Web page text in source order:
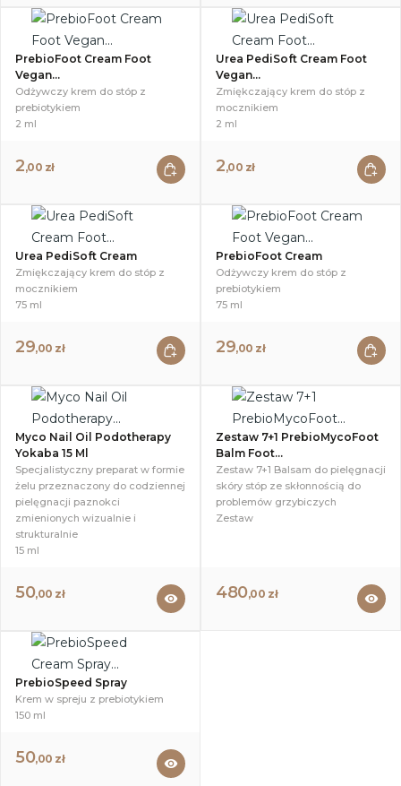
PrebioFoot Cream Foot
Vegan...
Odżywczy krem do stóp z
prebiotykiem
2 ml
2,00 zł
Urea PediSoft Cream Foot
Vegan...
Zmiękczający krem do stóp z
mocznikiem
2 ml
2,00 zł
Urea PediSoft Cream
Zmiękczający krem do stóp z
mocznikiem
75 ml
29,00 zł
PrebioFoot Cream
Odżywczy krem do stóp z
prebiotykiem
75 ml
29,00 zł
Myco Nail Oil Podotherapy
Yokaba 15 Ml
Specjalistyczny preparat w formie
żelu przeznaczony do codziennej
pielęgnacji paznokci
zmienionych wizualnie i
strukturalnie
15 ml
50,00 zł visibility
Zestaw 7+1 PrebioMycoFoot
Balm Foot...
Zestaw 7+1 Balsam do pielęgnacji
skóry stóp ze skłonnością do
problemów grzybiczych
Zestaw
480,00 zł visibility
PrebioSpeed Spray
Krem w spreju z prebiotykiem
150 ml
50,00 zł visibility